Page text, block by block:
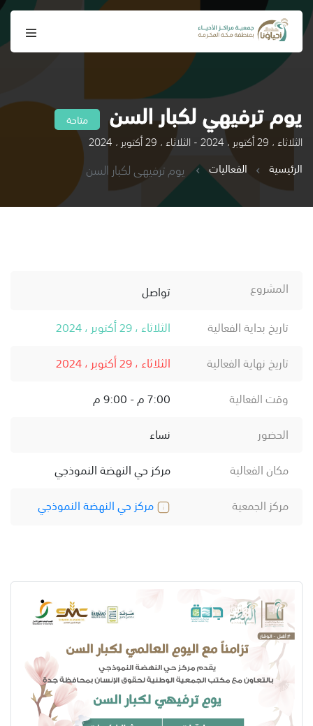
يوم ترفيهي لكبار السن متاحة
الثلاثاء ، 29 أكتوبر ، 2024 - الثلاثاء ، 29 أكتوبر ، 2024
الرئيسية
الفعاليات يوم ترفيهي لكبار السن
المشروع
تواصل
تاريخ بداية الفعالية
الثلاثاء ، 29 أكتوبر ، 2024
تاريخ نهاية الفعالية
الثلاثاء ، 29 أكتوبر ، 2024
وقت الفعالية
7:00 م - 9:00 م
الحضور
نساء
مكان الفعالية
مركز حي النهضة النموذجي
مركز الجمعية
مركز حي النهضة النموذجي